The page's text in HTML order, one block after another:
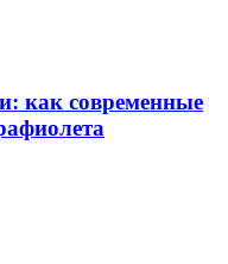
как современные